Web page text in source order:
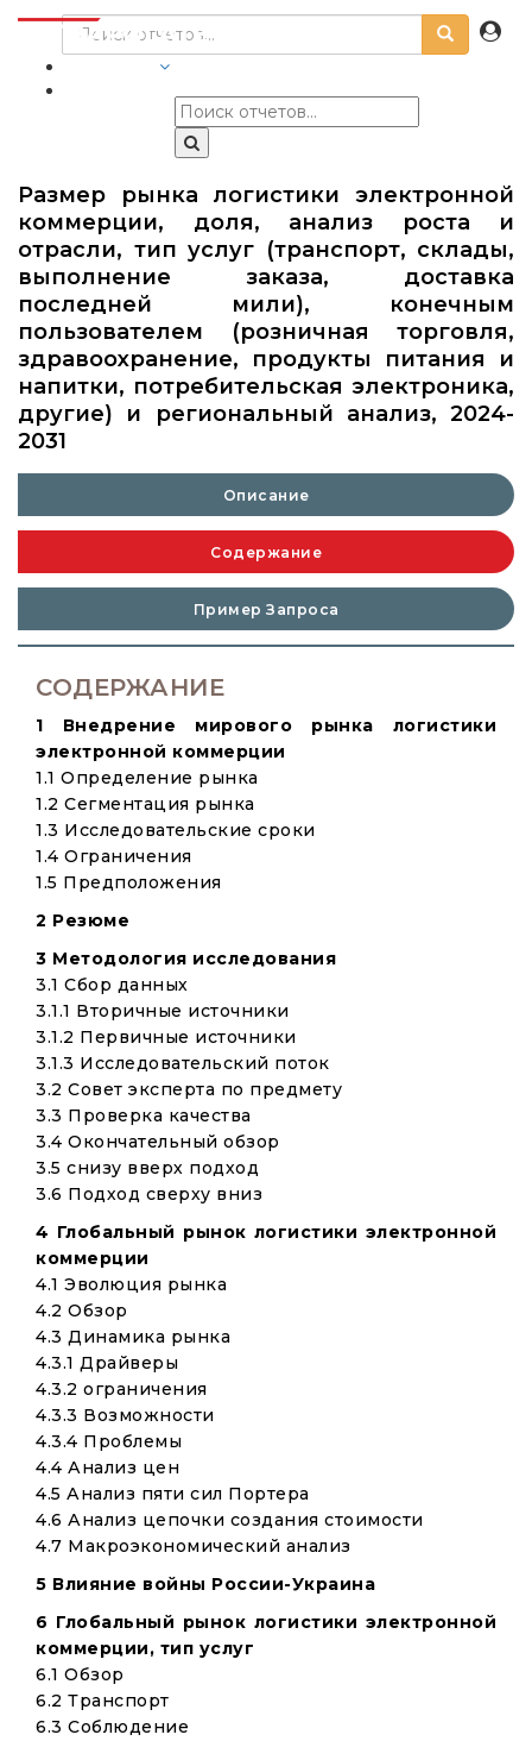
Размер рынка логистики электронной
коммерции, доля, анализ роста и
отрасли, тип услуг (транспорт, склады,
выполнение заказа, доставка
последней мили), конечным
пользователем (розничная торговля,
здравоохранение, продукты питания и
напитки, потребительская электроника,
другие) и региональный анализ, 2024-
2031
Описание
Содержание
Пример Запроса
СОДЕРЖАНИЕ
1 Внедрение мирового рынка логистики
электронной коммерции
1.1 Определение рынка
1.2 Сегментация рынка
1.3 Исследовательские сроки
1.4 Ограничения
1.5 Предположения
2 Резюме
3 Методология исследования
3.1 Сбор данных
3.1.1 Вторичные источники
3.1.2 Первичные источники
3.1.3 Исследовательский поток
3.2 Совет эксперта по предмету
3.3 Проверка качества
3.4 Окончательный обзор
3.5 снизу вверх подход
3.6 Подход сверху вниз
4 Глобальный рынок логистики электронной
коммерции
4.1 Эволюция рынка
4.2 Обзор
4.3 Динамика рынка
4.3.1 Драйверы
4.3.2 ограничения
4.3.3 Возможности
4.3.4 Проблемы
4.4 Анализ цен
4.5 Анализ пяти сил Портера
4.6 Анализ цепочки создания стоимости
4.7 Макроэкономический анализ
5 Влияние войны России-Украина
6 Глобальный рынок логистики электронной
коммерции, тип услуг
6.1 Обзор
6.2 Транспорт
6.3 Соблюдение